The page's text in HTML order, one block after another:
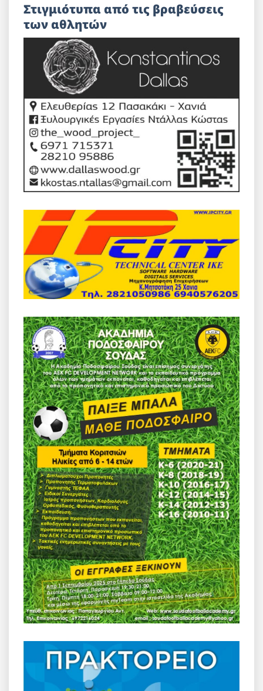
Στιγμιότυπα από τις βραβεύσεις
των αθλητών